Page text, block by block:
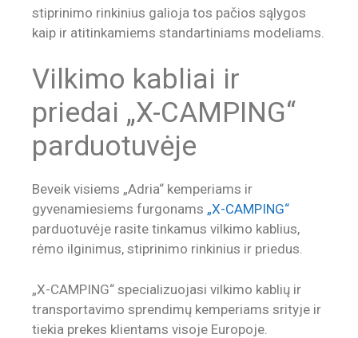
stiprinimo rinkinius galioja tos pačios sąlygos
kaip ir atitinkamiems standartiniams modeliams.
Vilkimo kabliai ir
priedai „X-CAMPING“
parduotuvėje
Beveik visiems „Adria“ kemperiams ir
gyvenamiesiems furgonams „X-CAMPING“
parduotuvėje rasite tinkamus vilkimo kablius,
rėmo ilginimus, stiprinimo rinkinius ir priedus.
„X-CAMPING“ specializuojasi vilkimo kablių ir
transportavimo sprendimų kemperiams srityje ir
tiekia prekes klientams visoje Europoje.